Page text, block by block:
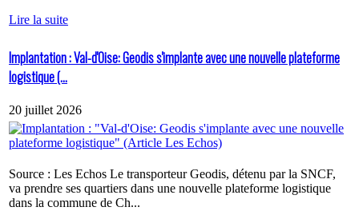
Lire la suite
Implantation : Val-d'Oise: Geodis s'implante avec une nouvelle plateforme
logistique (...
20 juillet 2026
Source : Les Echos Le transporteur Geodis, détenu par la SNCF,
va prendre ses quartiers dans une nouvelle plateforme logistique
dans la commune de Ch...